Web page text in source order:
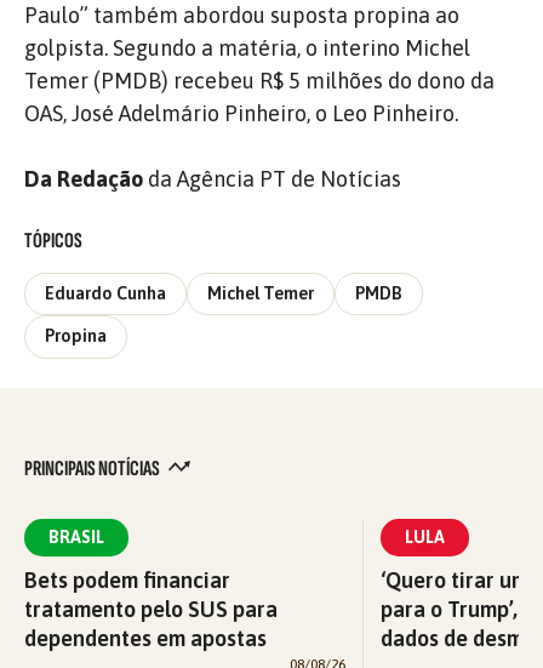
Paulo” também abordou suposta propina ao
golpista. Segundo a matéria, o interino Michel
Temer (PMDB) recebeu R$ 5 milhões do dono da
OAS, José Adelmário Pinheiro, o Leo Pinheiro.
Da Redação da Agência PT de Notícias
TÓPICOS
Eduardo Cunha Michel Temer PMDB
Propina
PRINCIPAIS NOTÍCIAS
BRASIL
Bets podem financiar
tratamento pelo SUS para
dependentes em apostas
08/08/26
LULA
‘Quero tirar
para o Trump’,
dados de